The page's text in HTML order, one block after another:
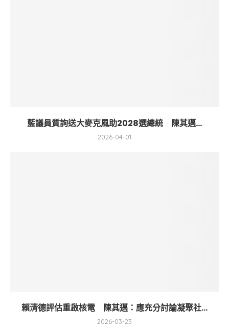
藍議員質詢送大麥克風助2028選總統 陳其邁...
2026-04-01
賴清德評估重啟核電 陳其邁：應充分討論凝聚社...
2026-03-23